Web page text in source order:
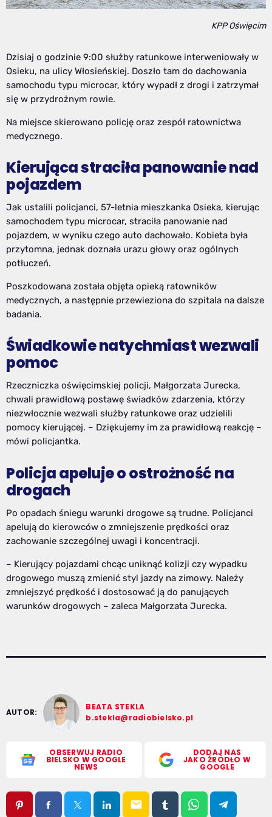
KPP Oświęcim
Dzisiaj o godzinie 9:00 służby ratunkowe interweniowały w
Osieku, na ulicy Włosieńskiej. Doszło tam do dachowania
samochodu typu microcar, który wypadł z drogi i zatrzymał
się w przydrożnym rowie.
Na miejsce skierowano policję oraz zespół ratownictwa
medycznego.
Kierująca straciła panowanie nad
pojazdem
Jak ustalili policjanci, 57-letnia mieszkanka Osieka, kierując
samochodem typu microcar, straciła panowanie nad
pojazdem, w wyniku czego auto dachowało. Kobieta była
przytomna, jednak doznała urazu głowy oraz ogólnych
potłuczeń.
Poszkodowana została objęta opieką ratowników
medycznych, a następnie przewieziona do szpitala na dalsze
badania.
Świadkowie natychmiast wezwali
pomoc
Rzeczniczka oświęcimskiej policji, Małgorzata Jurecka,
chwali prawidłową postawę świadków zdarzenia, którzy
niezwłocznie wezwali służby ratunkowe oraz udzielili
pomocy kierującej. – Dziękujemy im za prawidłową reakcję –
mówi policjantka.
Policja apeluje o ostrożność na
drogach
Po opadach śniegu warunki drogowe są trudne. Policjanci
apelują do kierowców o zmniejszenie prędkości oraz
zachowanie szczególnej uwagi i koncentracji.
– Kierujący pojazdami chcąc uniknąć kolizji czy wypadku
drogowego muszą zmienić styl jazdy na zimowy. Należy
zmniejszyć prędkość i dostosować ją do panujących
warunków drogowych – zaleca Małgorzata Jurecka.
AUTOR:
BEATA STEKLA
b.stekla@radiobielsko.pl
OBSERWUJ RADIO
BIELSKO W GOOGLE
NEWS
DODAJ NAS
JAKO ŹRÓDŁO W
GOOGLE
email